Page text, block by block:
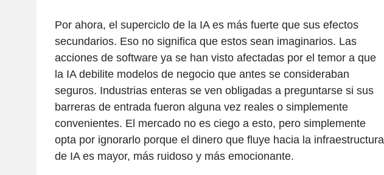
Por ahora, el superciclo de la IA es más fuerte que sus efectos
secundarios. Eso no significa que estos sean imaginarios. Las
acciones de software ya se han visto afectadas por el temor a que
la IA debilite modelos de negocio que antes se consideraban
seguros. Industrias enteras se ven obligadas a preguntarse si sus
barreras de entrada fueron alguna vez reales o simplemente
convenientes. El mercado no es ciego a esto, pero simplemente
opta por ignorarlo porque el dinero que fluye hacia la infraestructura
de IA es mayor, más ruidoso y más emocionante.